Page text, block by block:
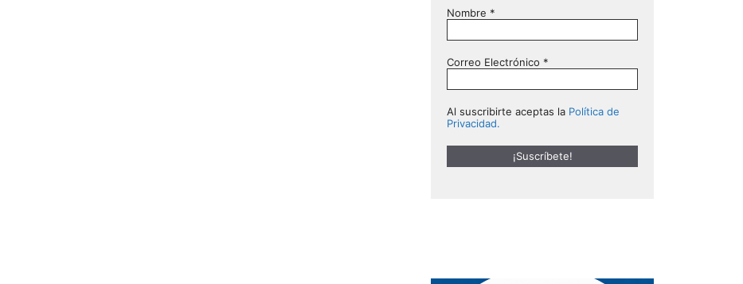
Nombre *
Correo Electrónico *
Al suscribirte aceptas la Política de
Privacidad.